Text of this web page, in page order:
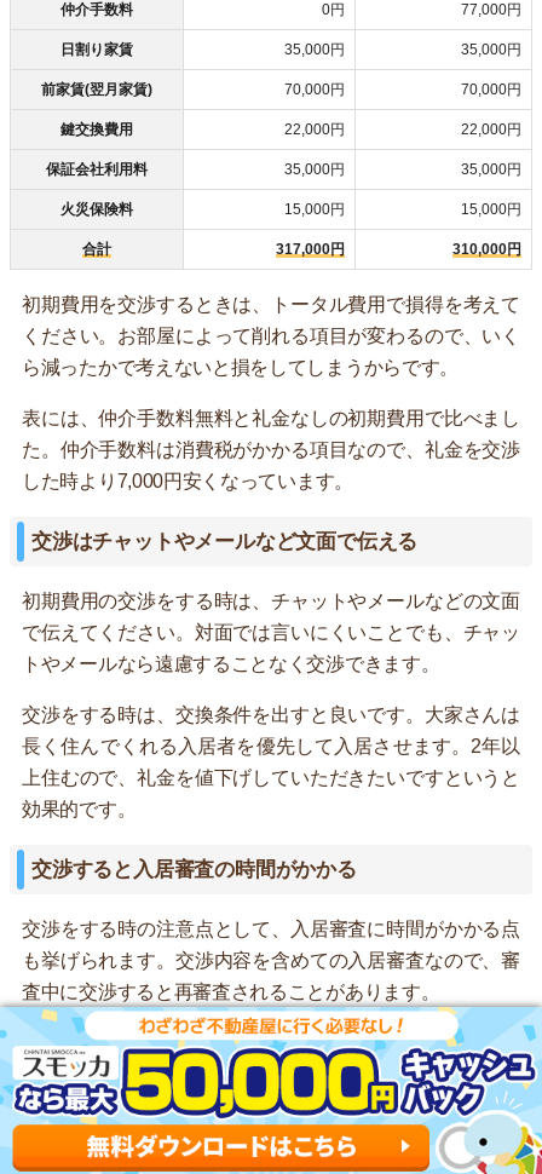
仲介手数料 0円 77,000円
日割り家賃 35,000円 35,000円
前家賃(翌月家賃) 70,000円 70,000円
鍵交換費用 22,000円 22,000円
保証会社利用料 35,000円 35,000円
火災保険料 15,000円 15,000円
合計 317,000円 310,000円
初期費用を交渉するときは、トータル費用で損得を考えて
ください。お部屋によって削れる項目が変わるので、いく
ら減ったかで考えないと損をしてしまうからです。
表には、仲介手数料無料と礼金なしの初期費用で比べまし
た。仲介手数料は消費税がかかる項目なので、礼金を交渉
した時より7,000円安くなっています。
交渉はチャットやメールなど文面で伝える
初期費用の交渉をする時は、チャットやメールなどの文面
で伝えてください。対面では言いにくいことでも、チャッ
トやメールなら遠慮することなく交渉できます。
交渉をする時は、交換条件を出すと良いです。大家さんは
長く住んでくれる入居者を優先して入居させます。2年以
上住むので、礼金を値下げしていただきたいですというと
効果的です。
交渉すると入居審査の時間がかかる
交渉をする時の注意点として、入居審査に時間がかかる点
も挙げられます。交渉内容を含めての入居審査なので、審
査中に交渉すると再審査されることがあります。
契約前の交渉は入居を断わられる可能性がある
交渉時に注意点は、契約前に交渉は入居を断られてしまう
可能性があることです。支払いの直前で交渉をすると、非